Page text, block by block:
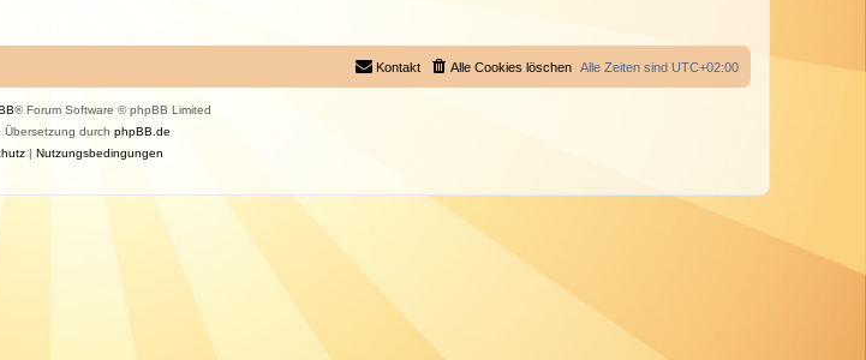
Alle Zeiten sind UTC+02:00
Alle Cookies löschen
Kontakt
® Forum Software © phpBB Limited
Übersetzung durch phpBB.de
| Nutzungsbedingungen